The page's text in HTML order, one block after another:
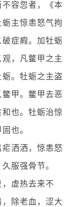
容忽者，《本
主惊恚怒气拘
症瘕。加牡蛎
，凡鳖甲之主
。牡蛎之主盗
甲。鳖甲去恶
也。牡蛎治惊
也。
疟洒洒，惊恚怒
服强骨节。
，虚热去来不
除老血，涩大